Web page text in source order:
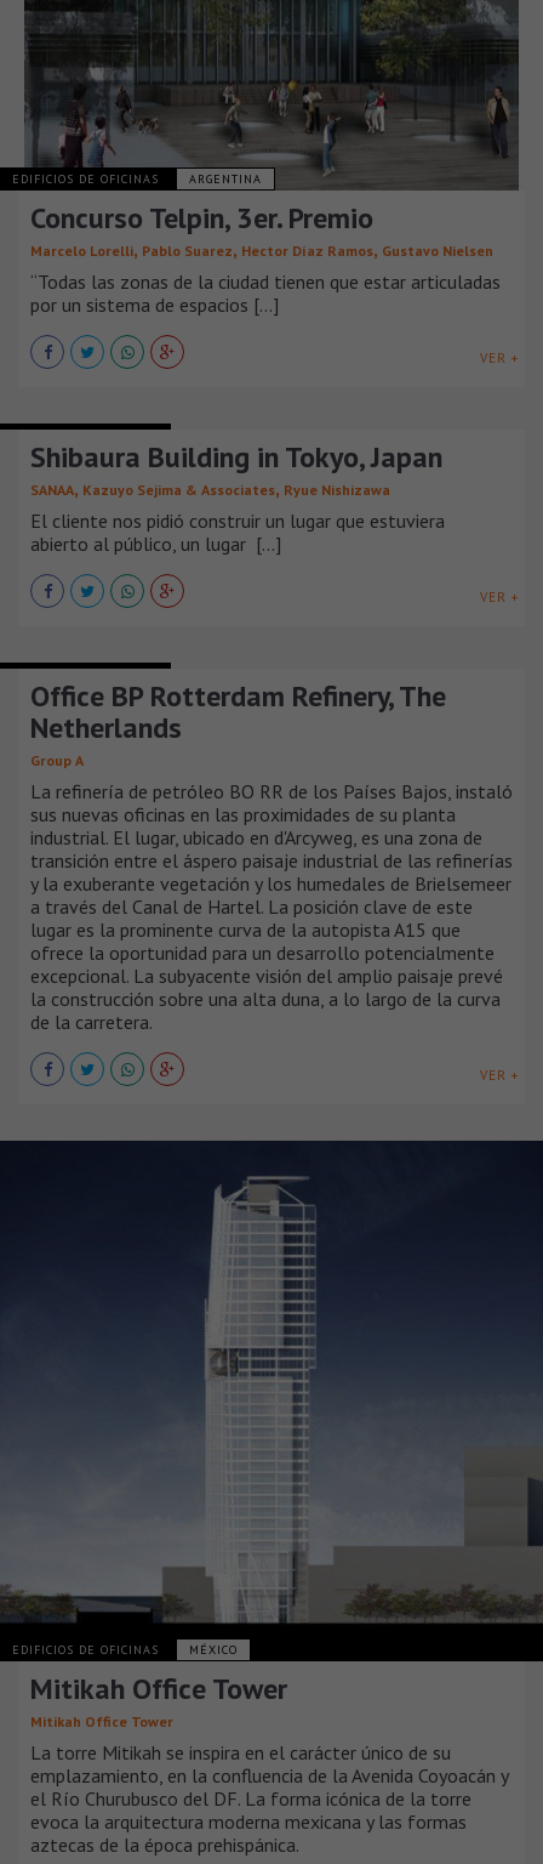
EDIFICIOS DE OFICINAS ARGENTINA
Concurso Telpin, 3er. Premio
Marcelo Lorelli, Pablo Suarez, Hector Díaz Ramos, Gustavo Nielsen
“Todas las zonas de la ciudad tienen que estar articuladas
por un sistema de espacios [...]
VER +
Shibaura Building in Tokyo, Japan
SANAA, Kazuyo Sejima & Associates, Ryue Nishizawa
El cliente nos pidió construir un lugar que estuviera
abierto al público, un lugar [...]
VER +
Office BP Rotterdam Refinery, The
Netherlands
Group A
La refinería de petróleo BO RR de los Países Bajos, instaló
sus nuevas oficinas en las proximidades de su planta
industrial. El lugar, ubicado en d'Arcyweg, es una zona de
transición entre el áspero paisaje industrial de las refinerías
y la exuberante vegetación y los humedales de Brielsemeer
a través del Canal de Hartel. La posición clave de este
lugar es la prominente curva de la autopista A15 que
ofrece la oportunidad para un desarrollo potencialmente
excepcional. La subyacente visión del amplio paisaje prevé
la construcción sobre una alta duna, a lo largo de la curva
de la carretera.
VER +
EDIFICIOS DE OFICINAS MÉXICO
Mitikah Office Tower
Mitikah Office Tower
La torre Mitikah se inspira en el carácter único de su
emplazamiento, en la confluencia de la Avenida Coyoacán y
el Río Churubusco del DF. La forma icónica de la torre
evoca la arquitectura moderna mexicana y las formas
aztecas de la época prehispánica.